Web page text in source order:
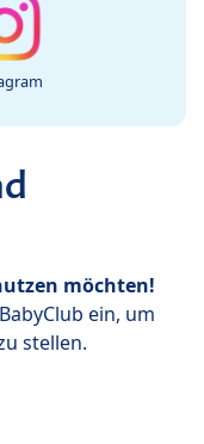
möchten!
ein, um
stellen.